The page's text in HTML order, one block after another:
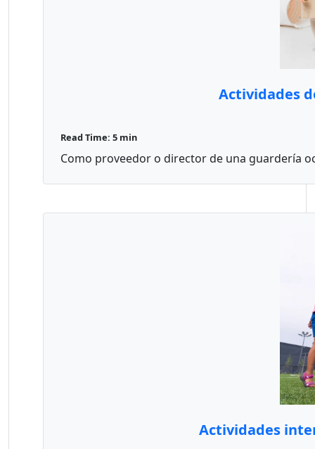
Actividades
Read Time: 5 min
Como proveedor o director de una guardería
Actividades